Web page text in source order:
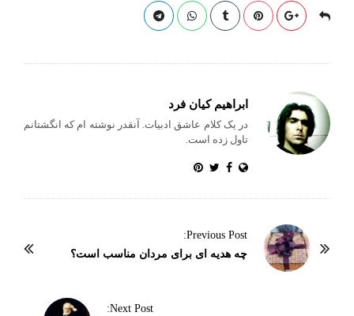
ok
r
A
pp
es
bl re
ابراهیم کیان فرد
در یک کلام عاشق ادبیات. آنقدر نوشته ام که انگشتانم
تاول زده است.
Previous Post:
چه هدیه ای برای مردان مناسب است؟
Next Post: